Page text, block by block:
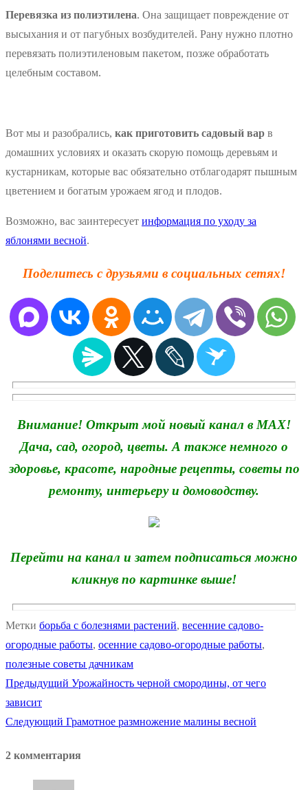
Перевязка из полиэтилена. Она защищает повреждение от
высыхания и от пагубных возбудителей. Рану нужно плотно
перевязать полиэтиленовым пакетом, позже обработать
целебным составом.
Вот мы и разобрались, как приготовить садовый вар в
домашних условиях и оказать скорую помощь деревьям и
кустарникам, которые вас обязательно отблагодарят пышным
цветением и богатым урожаем ягод и плодов.
Возможно, вас заинтересует информация по уходу за
яблонями весной.
Поделитесь с друзьями в социальных сетях!
Внимание! Открыт мой новый канал в MAX!
Дача, сад, огород, цветы. А также немного о
здоровье, красоте, народные рецепты, советы по
ремонту, интерьеру и домоводству.
Перейти на канал и затем подписаться можно
кликнув по картинке выше!
Метки борьба с болезнями растений, весенние садово-
огородные работы, осенние садово-огородные работы,
полезные советы дачникам
Навигация
по
Предыдущий Предыдущая
Урожайность черной смородины, от чего
зависит
Следующий Следующая
Грамотное размножение малины весной
2 комментария